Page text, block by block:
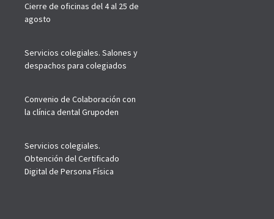
Cierre de oficinas del 4 al 25 de
agosto
Servicios colegiales. Salones y
despachos para colegiados
Convenio de Colaboración con
la clínica dental Grupoden
Servicios colegiales.
Obtención del Certificado
Digital de Persona Física